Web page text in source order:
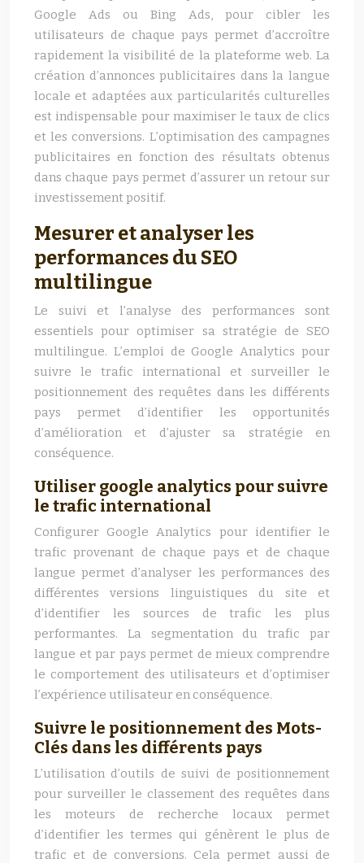
Google Ads ou Bing Ads, pour cibler les
utilisateurs de chaque pays permet d’accroître
rapidement la visibilité de la plateforme web. La
création d’annonces publicitaires dans la langue
locale et adaptées aux particularités culturelles
est indispensable pour maximiser le taux de clics
et les conversions. L’optimisation des campagnes
publicitaires en fonction des résultats obtenus
dans chaque pays permet d’assurer un retour sur
investissement positif.
Mesurer et analyser les
performances du SEO
multilingue
Le suivi et l’analyse des performances sont
essentiels pour optimiser sa stratégie de SEO
multilingue. L’emploi de Google Analytics pour
suivre le trafic international et surveiller le
positionnement des requêtes dans les différents
pays permet d’identifier les opportunités
d’amélioration et d’ajuster sa stratégie en
conséquence.
Utiliser google analytics pour suivre
le trafic international
Configurer Google Analytics pour identifier le
trafic provenant de chaque pays et de chaque
langue permet d’analyser les performances des
différentes versions linguistiques du site et
d’identifier les sources de trafic les plus
performantes. La segmentation du trafic par
langue et par pays permet de mieux comprendre
le comportement des utilisateurs et d’optimiser
l’expérience utilisateur en conséquence.
Suivre le positionnement des Mots-
Clés dans les différents pays
L’utilisation d’outils de suivi de positionnement
pour surveiller le classement des requêtes dans
les moteurs de recherche locaux permet
d’identifier les termes qui génèrent le plus de
trafic et de conversions. Cela permet aussi de